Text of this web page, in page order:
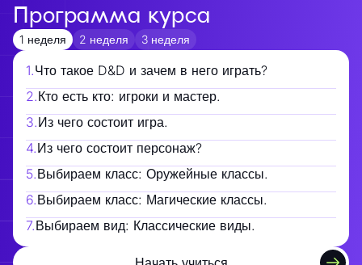
Программа курса
1 неделя 2 неделя 3 неделя
1.Что такое D&D и зачем в него играть?
2.Кто есть кто: игроки и мастер.
3.Из чего состоит игра.
4.Из чего состоит персонаж?
5.Выбираем класс: Оружейные классы.
6.Выбираем класс: Магические классы.
7.Выбираем вид: Классические виды.